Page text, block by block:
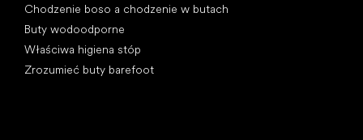
Chodzenie boso a chodzenie w butach
Buty wodoodporne
Właściwa higiena stóp
Zrozumieć buty barefoot